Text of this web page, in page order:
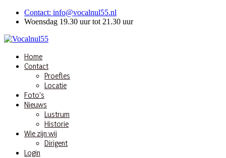
Contact: info@vocalnul55.nl
Woensdag 19.30 uur tot 21.30 uur
Home
Contact
Proefles
Locatie
Foto's
Nieuws
Lustrum
Historie
Wie zijn wij
Dirigent
Login